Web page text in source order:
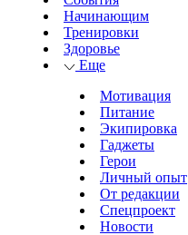
Начинающим
Тренировки
Здоровье
Еще
Мотивация
Питание
Экипировка
Гаджеты
Герои
Личный опыт
От редакции
Спецпроект
Новости